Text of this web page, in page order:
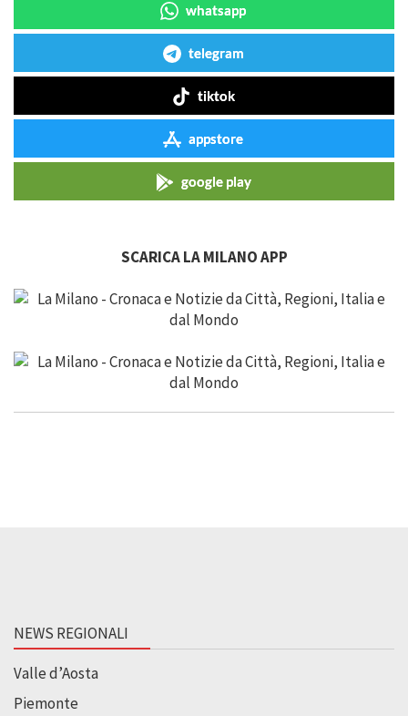
whatsapp
telegram
tiktok
appstore
google play
SCARICA LA MILANO APP
NEWS REGIONALI
Valle d’Aosta
Piemonte